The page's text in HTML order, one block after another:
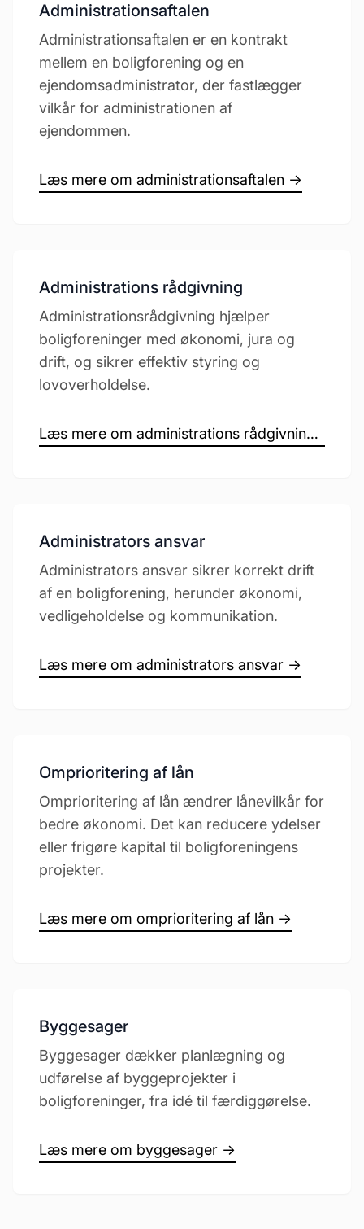
Administrationsaftalen
Administrationsaftalen er en kontrakt
mellem en boligforening og en
ejendomsadministrator, der fastlægger
vilkår for administrationen af
ejendommen.
Læs mere om administrationsaftalen →
Administrations rådgivning
Administrationsrådgivning hjælper
boligforeninger med økonomi, jura og
drift, og sikrer effektiv styring og
lovoverholdelse.
Læs mere om administrations rådgivning →
Administrators ansvar
Administrators ansvar sikrer korrekt drift
af en boligforening, herunder økonomi,
vedligeholdelse og kommunikation.
Læs mere om administrators ansvar →
Omprioritering af lån
Omprioritering af lån ændrer lånevilkår for
bedre økonomi. Det kan reducere ydelser
eller frigøre kapital til boligforeningens
projekter.
Læs mere om omprioritering af lån →
Byggesager
Byggesager dækker planlægning og
udførelse af byggeprojekter i
boligforeninger, fra idé til færdiggørelse.
Læs mere om byggesager →